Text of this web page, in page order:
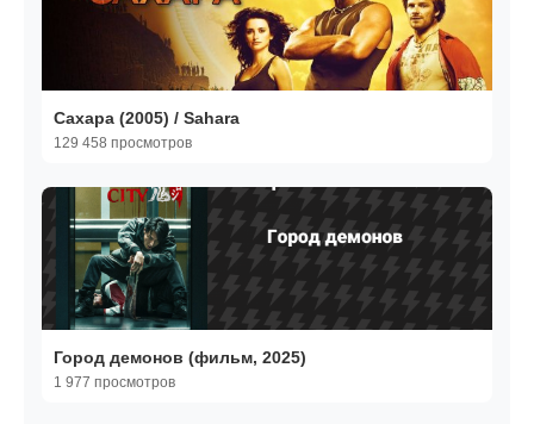
Сахара (2005) / Sahara
129 458 просмотров
Город демонов (фильм, 2025)
1 977 просмотров